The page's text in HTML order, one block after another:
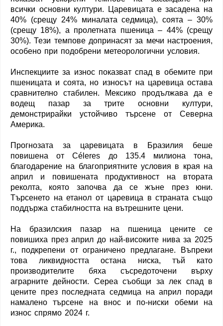
всички основни култури. Царевицата е засадена на
40% (срещу 24% миналата седмица), соята – 30%
(срещу 18%), а пролетната пшеница – 44% (срещу
30%). Тези темпове допринасят за мечи настроения,
особено при подобрени метеорологични условия.
Инспекциите за износ показват спад в обемите при
пшеницата и соята, но износът на царевица остава
сравнително стабилен. Мексико продължава да е
водещ пазар за трите основни култури,
демонстрирайки устойчиво търсене от Северна
Америка.
Прогнозата за царевицата в Бразилия беше
повишена от Céleres до 135.4 милиона тона,
благодарение на благоприятните условия в края на
април и повишената продуктивност на втората
реколта, която започва да се жъне през юни.
Търсенето на етанол от царевица в страната също
поддържа стабилността на вътрешните цени.
На бразилския пазар на пшеница цените се
повишиха през април до най-високите нива за 2025
г., подкрепени от ограничено предлагане. Въпреки
това ликвидността остана ниска, тъй като
производителите бяха съсредоточени върху
аграрните дейности. Cepea съобщи за лек спад в
цените през последната седмица на април поради
намалено търсене на внос и по-ниски обеми на
износ спрямо 2024 г.